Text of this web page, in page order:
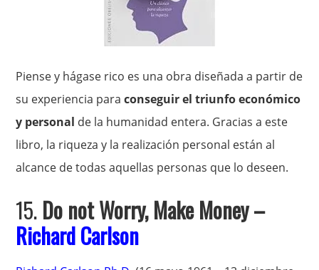
Piense y hágase rico es una obra diseñada a partir de
su experiencia paraconseguir el triunfo económico
y personal de la humanidad entera. Gracias a este
libro, la riqueza y la realización personal están al
alcance de todas aquellas personas que lo deseen.
15. Do not Worry, Make Money –
Richard Carlson